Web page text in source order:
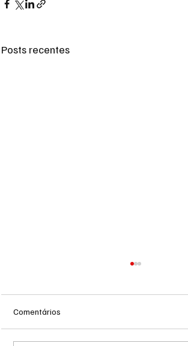
Posts recentes
Comentários